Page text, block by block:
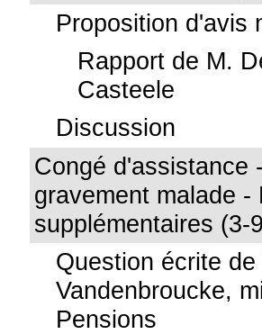
Proposition d'avis
Rapport de M.
Casteele
Discussion
Congé d'assistance
gravement malade
supplémentaires (3-
Question écrite
Vandenbroucke,
Pensions